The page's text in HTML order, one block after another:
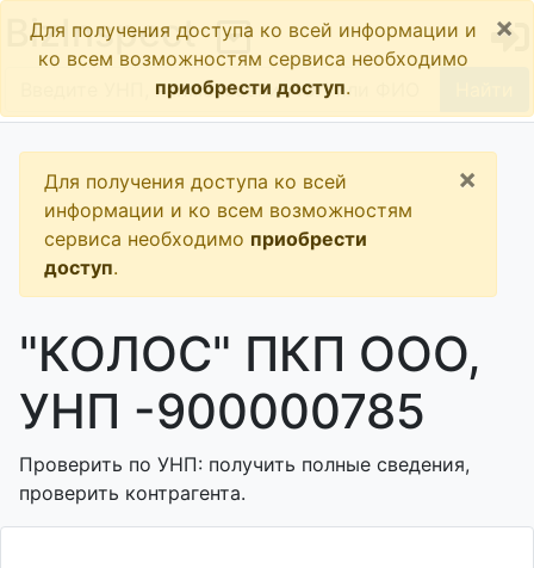
BizInspect
Для получения доступа ко всей информации и
ко всем возможностям сервиса необходимо
приобрести доступ.
×
Для получения доступа ко всей
информации и ко всем возможностям
сервиса необходимо приобрести
доступ.
×
"КОЛОС" ПКП ООО,
УНП -900000785
Проверить по УНП: получить полные сведения,
проверить контрагента.